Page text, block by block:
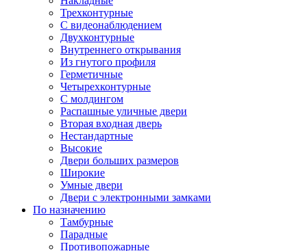
Трехконтурные
С видеонаблюдением
Двухконтурные
Внутреннего открывания
Из гнутого профиля
Герметичные
Четырехконтурные
С молдингом
Распашные уличные двери
Вторая входная дверь
Нестандартные
Высокие
Двери больших размеров
Широкие
Умные двери
Двери с электронными замками
По назначению
Тамбурные
Парадные
Противопожарные